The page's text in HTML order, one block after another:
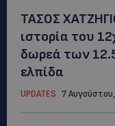
ΤΑΣΟΣ
ιστορία του
δωρεά των
ελπίδα
UPDATES 7